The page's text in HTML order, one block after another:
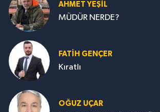
AHMET YEŞİL
MÜDÜR NERDE?
FATIH GENÇER
Kıratlı
OĞUZ UÇAR